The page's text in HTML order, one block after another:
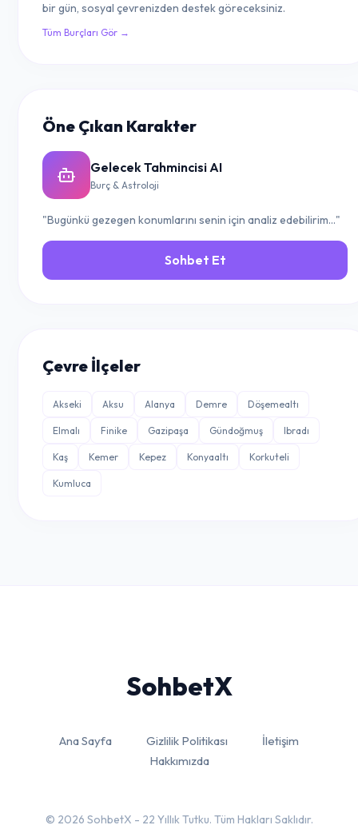
bir gün, sosyal çevrenizden destek göreceksiniz.
Tüm Burçları Gör →
Öne Çıkan Karakter
Gelecek Tahmincisi AI
Burç & Astroloji
"Bugünkü gezegen konumlarını senin için analiz edebilirim..."
Sohbet Et
Çevre İlçeler
Akseki Aksu Alanya Demre Döşemealtı
Elmalı Finike Gazipaşa Gündoğmuş Ibradı
Kaş Kemer Kepez Konyaaltı Korkuteli
Kumluca
SohbetX
Ana Sayfa Gizlilik Politikası
İletişim
Hakkımızda
© 2026 SohbetX - 22 Yıllık Tutku. Tüm Hakları Saklıdır.